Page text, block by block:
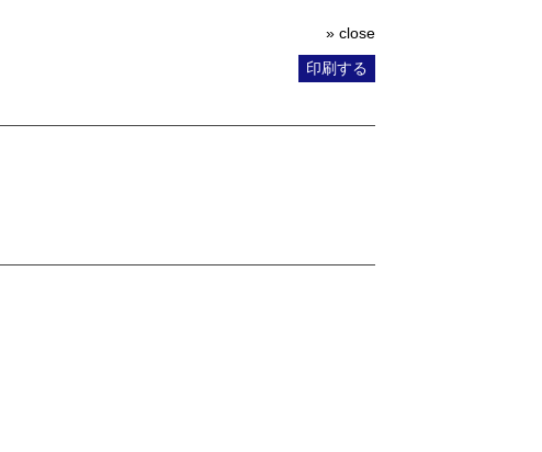
» close
印刷する